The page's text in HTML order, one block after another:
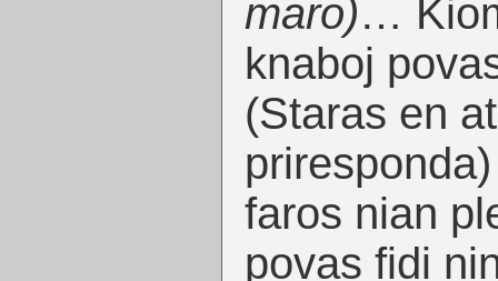
maro)…
knaboj
(Staras en
faros nian
povas fidi